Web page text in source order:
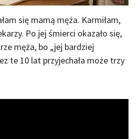
się mamą męża. Karmiłam,
Po jej śmierci okazało się,
męża, bo „jej bardziej
te 10 lat przyjechała może trzy